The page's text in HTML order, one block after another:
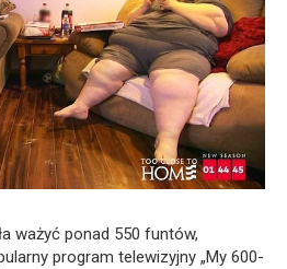
ważyć ponad 550 funtów,
program telewizyjny „My 600-